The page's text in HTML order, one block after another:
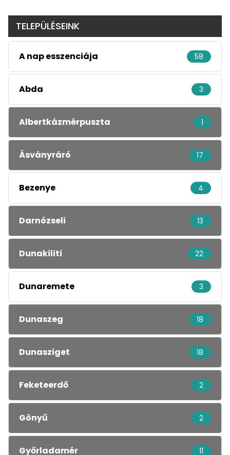
TELEPÜLÉSEINK
A nap esszenciája 58
Abda 3
Albertkázmérpuszta 1
Ásványráró 17
Bezenye 4
Darnózseli 13
Dunakiliti 22
Dunaremete 3
Dunaszeg 18
Dunasziget 18
Feketeerdő 2
Gönyű 2
Győrladamér 11